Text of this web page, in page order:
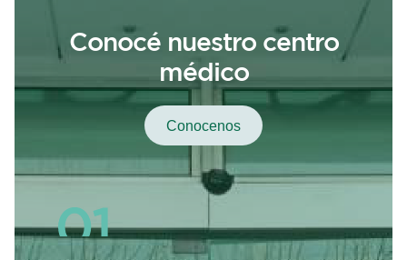
Conocé nuestro centro
médico
Conocenos